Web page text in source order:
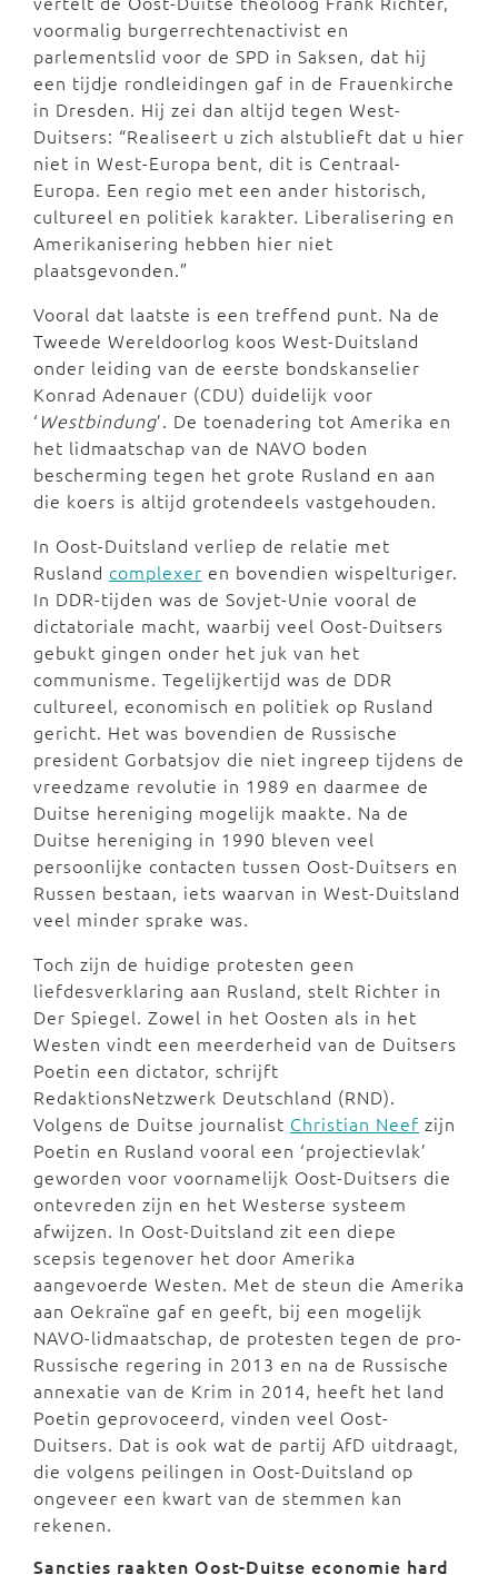
voormalig burgerrechtenactivist en
parlementslid voor de SPD in Saksen, dat hij
een tijdje rondleidingen gaf in de Frauenkirche
in Dresden. Hij zei dan altijd tegen West-
Duitsers: “Realiseert u zich alstublieft dat u hier
niet in West-Europa bent, dit is Centraal-
Europa. Een regio met een ander historisch,
cultureel en politiek karakter. Liberalisering en
Amerikanisering hebben hier niet
plaatsgevonden.”
Vooral dat laatste is een treffend punt. Na de
Tweede Wereldoorlog koos West-Duitsland
onder leiding van de eerste bondskanselier
Konrad Adenauer (CDU) duidelijk voor
‘ Westbindung’. De toenadering tot Amerika en
het lidmaatschap van de NAVO boden
bescherming tegen het grote Rusland en aan
die koers is altijd grotendeels vastgehouden.
In Oost-Duitsland verliep de relatie met
Rusland complexer en bovendien wispelturiger.
In DDR-tijden was de Sovjet-Unie vooral de
dictatoriale macht, waarbij veel Oost-Duitsers
gebukt gingen onder het juk van het
communisme. Tegelijkertijd was de DDR
cultureel, economisch en politiek op Rusland
gericht. Het was bovendien de Russische
president Gorbatsjov die niet ingreep tijdens de
vreedzame revolutie in 1989 en daarmee de
Duitse hereniging mogelijk maakte. Na de
Duitse hereniging in 1990 bleven veel
persoonlijke contacten tussen Oost-Duitsers en
Russen bestaan, iets waarvan in West-Duitsland
veel minder sprake was.
Toch zijn de huidige protesten geen
liefdesverklaring aan Rusland, stelt Richter in
Der Spiegel. Zowel in het Oosten als in het
Westen vindt een meerderheid van de Duitsers
Poetin een dictator, schrijft
RedaktionsNetzwerk Deutschland (RND).
Volgens de Duitse journalist Christian Neef zijn
Poetin en Rusland vooral een ‘projectievlak’
geworden voor voornamelijk Oost-Duitsers die
ontevreden zijn en het Westerse systeem
afwijzen. In Oost-Duitsland zit een diepe
scepsis tegenover het door Amerika
aangevoerde Westen. Met de steun die Amerika
aan Oekraïne gaf en geeft, bij een mogelijk
NAVO-lidmaatschap, de protesten tegen de pro-
Russische regering in 2013 en na de Russische
annexatie van de Krim in 2014, heeft het land
Poetin geprovoceerd, vinden veel Oost-
Duitsers. Dat is ook wat de partij AfD uitdraagt,
die volgens peilingen in Oost-Duitsland op
ongeveer een kwart van de stemmen kan
rekenen.
Sancties raakten Oost-Duitse economie hard